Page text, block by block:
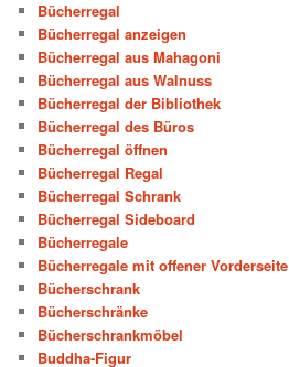
Bücherregal
Bücherregal anzeigen
Bücherregal aus Mahagoni
Bücherregal aus Walnuss
Bücherregal der Bibliothek
Bücherregal des Büros
Bücherregal öffnen
Bücherregal Regal
Bücherregal Schrank
Bücherregal Sideboard
Bücherregale
Bücherregale mit offener Vorderseite
Bücherschrank
Bücherschränke
Bücherschrankmöbel
Buddha-Figur